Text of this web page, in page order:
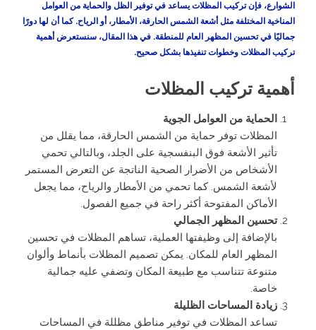
الشوارع، فإن تركيب المظلات يساعد في توفير الظل والحماية من العوامل
المناخية المختلفة مثل أشعة الشمس الحارقة، الأمطار، أو الرياح. كما أن لها دورًا
جماليًا في تحسين المظهر العام للمنطقة. في هذا المقال، سنستعرض أهمية
تركيب المظلات وخطوات تنفيذها بشكل صحيح.
أهمية تركيب المظلات
الحماية من العوامل الجوية
المظلات توفر حماية من الشمس الحارقة، مما يقلل من
تأثير الأشعة فوق البنفسجية على الجلد، وبالتالي تحمي
الأشخاص من الأضرار الصحية الناتجة عن التعرض المستمر
لأشعة الشمس. كما تحمي من الأمطار والرياح، مما يجعل
الأماكن المفتوحة أكثر راحة في جميع الفصول.
تحسين المظهر الجمالي
بالإضافة إلى وظيفتها العملية، تساهم المظلات في تحسين
المظهر العام للمكان. يمكن تصميم المظلات بأنماط وألوان
متنوعة تتناسب مع طبيعة المكان وتضفي عليه جمالية
خاصة.
زيادة المساحات الظليلة
تساعد المظلات في توفير مناطق مظللة في المساحات